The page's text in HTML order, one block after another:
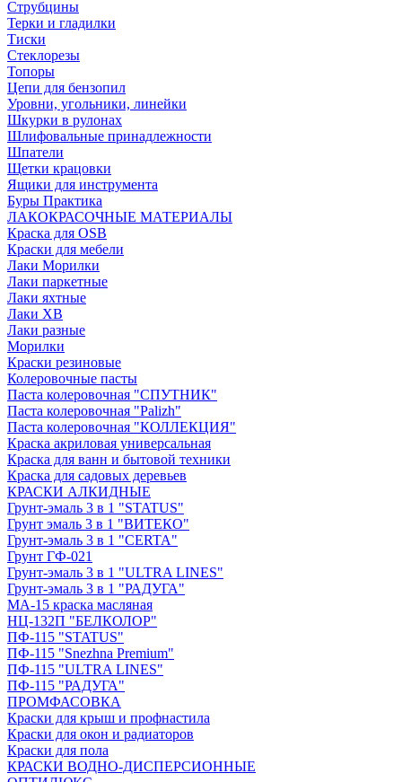
Струбцины
Терки и гладилки
Тиски
Стеклорезы
Топоры
Цепи для бензопил
Уровни, угольники, линейки
Шкурки в рулонах
Шлифовальные принадлежности
Шпатели
Щетки крацовки
Ящики для инструмента
Буры Практика
ЛАКОКРАСОЧНЫЕ МАТЕРИАЛЫ
Краска для OSB
Краски для мебели
Лаки Морилки
Лаки паркетные
Лаки яхтные
Лаки ХВ
Лаки разные
Морилки
Краски резиновые
Колеровочные пасты
Паста колеровочная "СПУТНИК"
Паста колеровочная "Palizh"
Паста колеровочная "КОЛЛЕКЦИЯ"
Краска акриловая универсальная
Краска для ванн и бытовой техники
Краска для садовых деревьев
КРАСКИ АЛКИДНЫЕ
Грунт-эмаль 3 в 1 "STATUS"
Грунт эмаль 3 в 1 "ВИТЕКО"
Грунт-эмаль 3 в 1 "CERTA"
Грунт ГФ-021
Грунт-эмаль 3 в 1 "ULTRA LINES"
Грунт-эмаль 3 в 1 "РАДУГА"
МА-15 краска масляная
НЦ-132П "БЕЛКОЛОР"
ПФ-115 "STATUS"
ПФ-115 "Snezhna Premium"
ПФ-115 "ULTRA LINES"
ПФ-115 "РАДУГА"
ПРОМФАСОВКА
Краски для крыш и профнастила
Краски для окон и радиаторов
Краски для пола
КРАСКИ ВОДНО-ДИСПЕРСИОННЫЕ